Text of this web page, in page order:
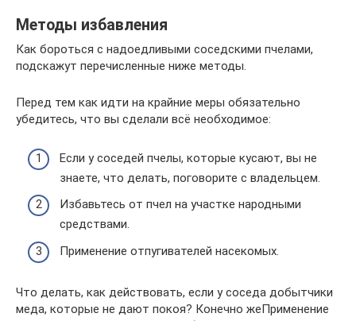
Методы избавления
Как бороться с надоедливыми соседскими пчелами,
подскажут перечисленные ниже методы.
Перед тем как идти на крайние меры обязательно
убедитесь, что вы сделали всё необходимое:
Если у соседей пчелы, которые кусают, вы не
знаете, что делать, поговорите с владельцем.
Избавьтесь от пчел на участке народными
средствами.
Применение отпугивателей насекомых.
Что делать, как действовать, если у соседа добытчики
меда, которые не дают покоя? Конечно жеПрименение